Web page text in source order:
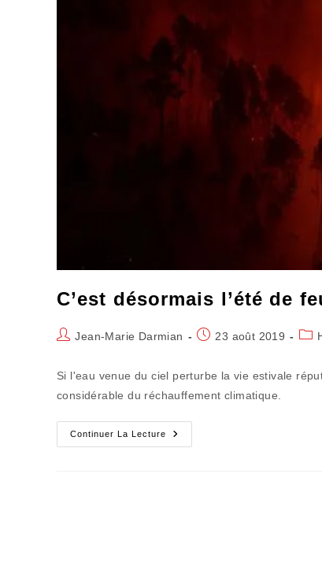
C’est désormais l’été de
Auteur/autrice
publication :
Jean-Marie Darmian
Publication
23 août 2019
Post
Si l'eau venue du ciel perturbe la vie estivale
considérable du réchauffement climatique.
Continuer La Lecture
C’est
Désormais